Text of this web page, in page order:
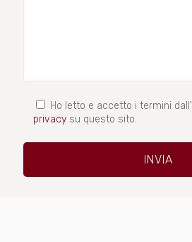
Ho letto e accetto i termini dall'
privacy su questo sito.